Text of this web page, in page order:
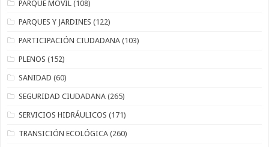
PARQUE MÓVIL (108)
PARQUES Y JARDINES (122)
PARTICIPACIÓN CIUDADANA (103)
PLENOS (152)
SANIDAD (60)
SEGURIDAD CIUDADANA (265)
SERVICIOS HIDRÁULICOS (171)
TRANSICIÓN ECOLÓGICA (260)